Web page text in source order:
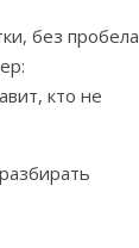
без
кто не